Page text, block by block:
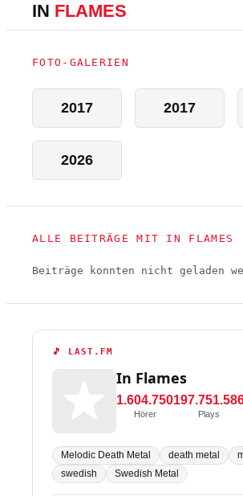
IN FLAMES
FOTO-GALERIEN
2017 2017
2026
ALLE BEITRÄGE MIT IN FLAMES
Beiträge konnten nicht geladen
🎵 LAST.FM
In Flames
1.604.750
Hörer Plays
Melodic Death Metal death metal
swedish
Swedish Metal